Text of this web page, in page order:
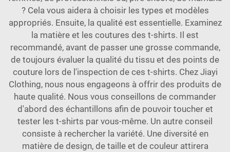
? Cela vous aidera à choisir les types et modèles
appropriés. Ensuite, la qualité est essentielle. Examinez
la matière et les coutures des t-shirts. Il est
recommandé, avant de passer une grosse commande,
de toujours évaluer la qualité du tissu et des points de
couture lors de l'inspection de ces t-shirts. Chez Jiayi
Clothing, nous nous engageons à offrir des produits de
haute qualité. Nous vous conseillons de commander
d'abord des échantillons afin de pouvoir toucher et
tester les t-shirts par vous-même. Un autre conseil
consiste à rechercher la variété. Une diversité en
matière de design, de taille et de couleur attirera